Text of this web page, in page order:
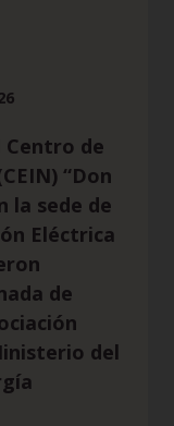
Centro de
“Don
la sede de
Eléctrica
de
del